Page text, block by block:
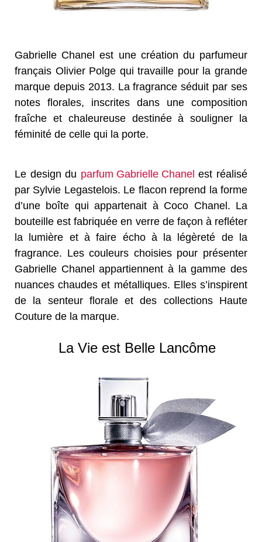
Gabrielle Chanel est une création du parfumeur
français Olivier Polge qui travaille pour la grande
marque depuis 2013. La fragrance séduit par ses
notes florales, inscrites dans une composition
fraîche et chaleureuse destinée à souligner la
féminité de celle qui la porte.
Le design du parfum Gabrielle Chanel est réalisé
par Sylvie Legastelois. Le flacon reprend la forme
d’une boîte qui appartenait à Coco Chanel. La
bouteille est fabriquée en verre de façon à refléter
la lumière et à faire écho à la légèreté de la
fragrance. Les couleurs choisies pour présenter
Gabrielle Chanel appartiennent à la gamme des
nuances chaudes et métalliques. Elles s’inspirent
de la senteur florale et des collections Haute
Couture de la marque.
La Vie est Belle Lancôme